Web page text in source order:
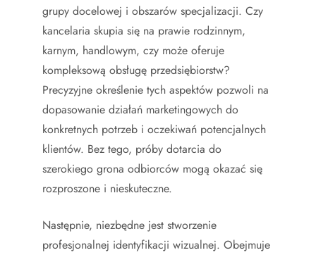
grupy docelowej i obszarów specjalizacji. Czy
kancelaria skupia się na prawie rodzinnym,
karnym, handlowym, czy może oferuje
kompleksową obsługę przedsiębiorstw?
Precyzyjne określenie tych aspektów pozwoli na
dopasowanie działań marketingowych do
konkretnych potrzeb i oczekiwań potencjalnych
klientów. Bez tego, próby dotarcia do
szerokiego grona odbiorców mogą okazać się
rozproszone i nieskuteczne.
Następnie, niezbędne jest stworzenie
profesjonalnej identyfikacji wizualnej. Obejmuje